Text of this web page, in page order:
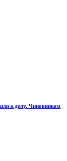
к делу. Чиновникам